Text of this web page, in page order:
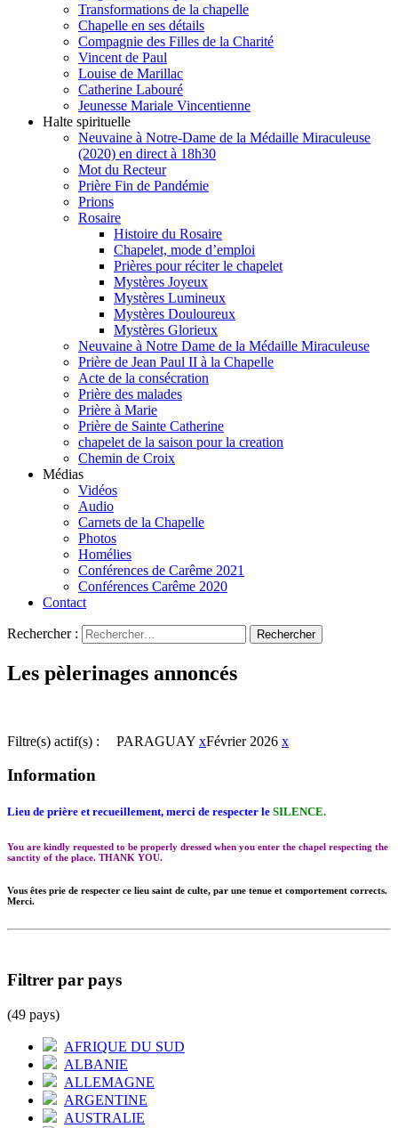
Transformations de la chapelle
Chapelle en ses détails
Compagnie des Filles de la Charité
Vincent de Paul
Louise de Marillac
Catherine Labouré
Jeunesse Mariale Vincentienne
Halte spirituelle
Neuvaine à Notre-Dame de la Médaille Miraculeuse
(2020) en direct à 18h30
Mot du Recteur
Prière Fin de Pandémie
Prions
Rosaire
Histoire du Rosaire
Chapelet, mode d’emploi
Prières pour réciter le chapelet
Mystères Joyeux
Mystères Lumineux
Mystères Douloureux
Mystères Glorieux
Neuvaine à Notre Dame de la Médaille Miraculeuse
Prière de Jean Paul II à la Chapelle
Acte de la consécration
Prière des malades
Prière à Marie
Prière de Sainte Catherine
chapelet de la saison pour la creation
Chemin de Croix
Médias
Vidéos
Audio
Carnets de la Chapelle
Photos
Homélies
Conférences de Carême 2021
Conférences Carême 2020
Contact
Rechercher :
Les pèlerinages annoncés
Filtre(s) actif(s) : PARAGUAY xFévrier 2026 x
Information
Lieu de prière et recueillement, merci de respecter le SILENCE.
You are kindly requested to be properly dressed when you enter the chapel respecting the
sanctity of the place. THANK YOU.
Vous êtes prie de respecter ce lieu saint de culte, par une tenue et comportement corrects.
Merci.
Filtrer par pays
(49 pays)
AFRIQUE DU SUD
ALBANIE
ALLEMAGNE
ARGENTINE
AUSTRALIE